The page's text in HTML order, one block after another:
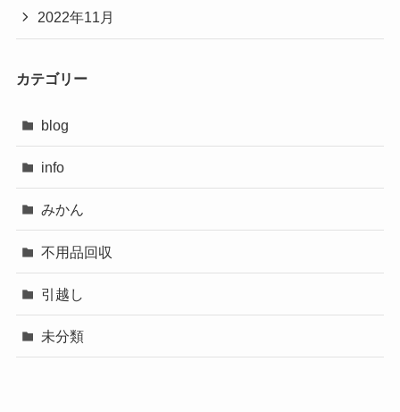
2022年11月
カテゴリー
blog
info
みかん
不用品回収
引越し
未分類